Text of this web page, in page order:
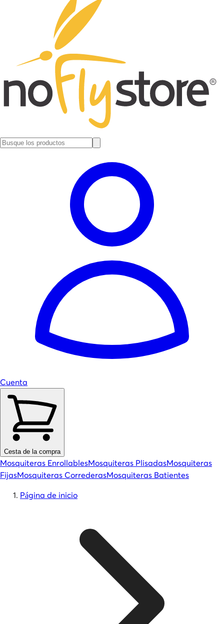
Cuenta
Cesta de la compra
Mosquiteras EnrollablesMosquiteras PlisadasMosquiteras
FijasMosquiteras CorrederasMosquiteras Batientes
Página de inicio